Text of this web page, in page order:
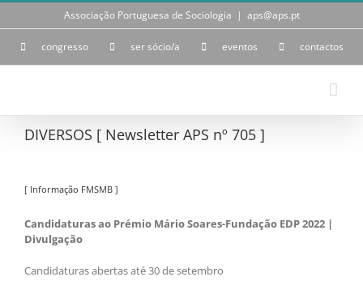
Skip
Associação Portuguesa de Sociologia | aps@aps.pt
congresso ser sócio/a eventos contactos
DIVERSOS [ Newsletter APS nº 705 ]
[ Informação FMSMB ]
Candidaturas ao Prémio Mário Soares-Fundação EDP 2022 |
Divulgação
Candidaturas abertas até 30 de setembro